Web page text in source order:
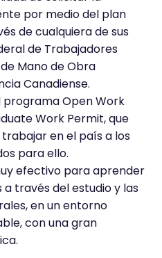
por medio del plan
de cualquiera de sus
de Trabajadores
Mano de Obra
Canadiense.
Open Work
Work Permit, que
en el país a los
para ello.
efectivo para aprender
través del estudio y las
en un entorno
con una gran